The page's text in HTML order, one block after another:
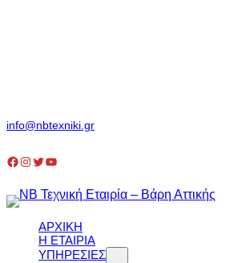
info@nbtexniki.gr
Facebook Instagram Twitter YouTube
AΡΧΙΚΗ
Η ΕΤΑΙΡΙΑ
ΥΠΗΡΕΣΙΕΣ